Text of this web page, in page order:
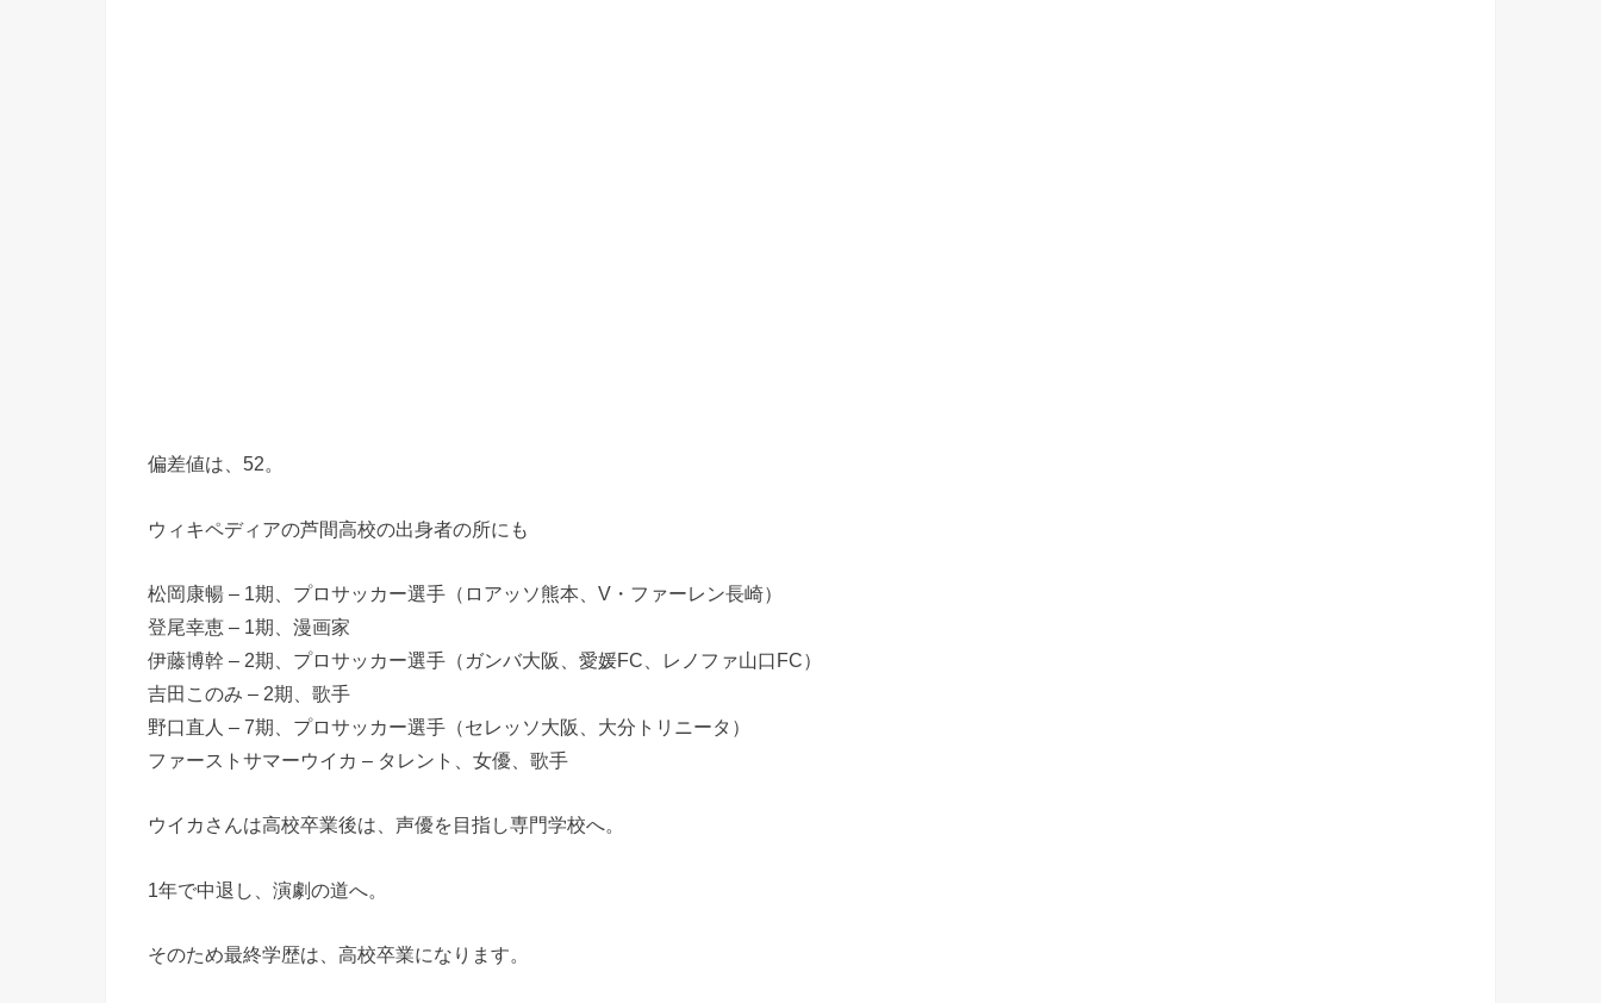
偏差値は、52。
ウィキペディアの芦間高校の出身者の所にも
松岡康暢 – 1期、プロサッカー選手（ロアッソ熊本、V・ファーレン長崎）
登尾幸恵 – 1期、漫画家
伊藤博幹 – 2期、プロサッカー選手（ガンバ大阪、愛媛FC、レノファ山口FC）
吉田このみ – 2期、歌手
野口直人 – 7期、プロサッカー選手（セレッソ大阪、大分トリニータ）
ファーストサマーウイカ – タレント、女優、歌手
ウイカさんは高校卒業後は、声優を目指し専門学校へ。
1年で中退し、演劇の道へ。
そのため最終学歴は、高校卒業になります。